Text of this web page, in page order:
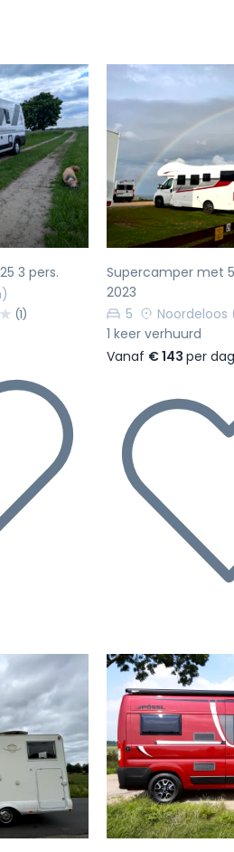
Volgende
3 pers.
(1)
Vorige
Supercamper met
2023
5
Noordeloos
1 keer verhuurd
Vanaf € 143 per dag
Volgende Vorige